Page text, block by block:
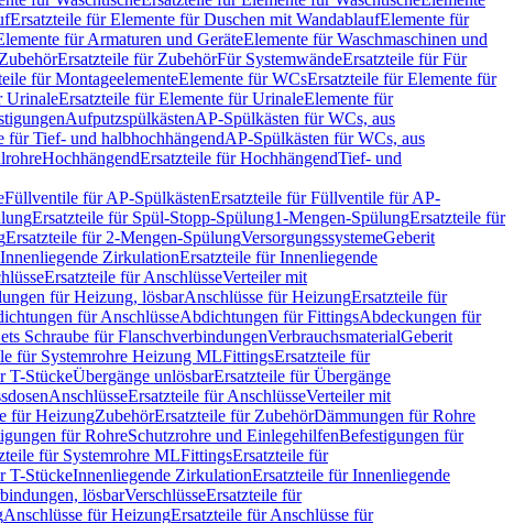
Ersatzteile für Elemente für Duschen mit WandablaufElemente für
für Armaturen und GeräteElemente für Waschmaschinen und
Ersatzteile für ZubehörFür SystemwändeErsatzteile für Für
für MontageelementeElemente für WCsErsatzteile für Elemente für
UrinaleErsatzteile für Elemente für UrinaleElemente für
AufputzspülkästenAP-Spülkästen für WCs, aus
für Tief- und halbhochhängendAP-Spülkästen für WCs, aus
HochhängendErsatzteile für HochhängendTief- und
Füllventile für AP-SpülkästenErsatzteile für Füllventile für AP-
Ersatzteile für Spül-Stopp-Spülung1-Mengen-SpülungErsatzteile für
Ersatzteile für 2-Mengen-SpülungVersorgungssystemeGeberit
Innenliegende ZirkulationErsatzteile für Innenliegende
Ersatzteile für AnschlüsseVerteiler mit
für Heizung, lösbarAnschlüsse für HeizungErsatzteile für
für AnschlüsseAbdichtungen für FittingsAbdeckungen für
Schraube für FlanschverbindungenVerbrauchsmaterialGeberit
für Systemrohre Heizung MLFittingsErsatzteile für
T-StückeÜbergänge unlösbarErsatzteile für Übergänge
AnschlüsseErsatzteile für AnschlüsseVerteiler mit
für HeizungZubehörErsatzteile für ZubehörDämmungen für Rohre
für RohreSchutzrohre und EinlegehilfenBefestigungen für
für Systemrohre MLFittingsErsatzteile für
T-StückeInnenliegende ZirkulationErsatzteile für Innenliegende
lösbarVerschlüsseErsatzteile für
Anschlüsse für HeizungErsatzteile für Anschlüsse für